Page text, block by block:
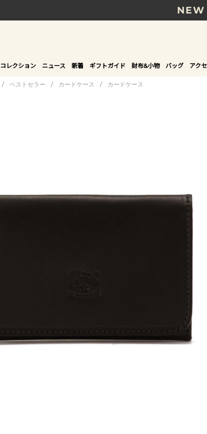
8/17(月)10時ま
贈る相手やシー
NEW
コレクション ニュース 新着 ギフトガイド 財布&小物 バッグ アク
/ ベストセラー / カードケース / カードケース